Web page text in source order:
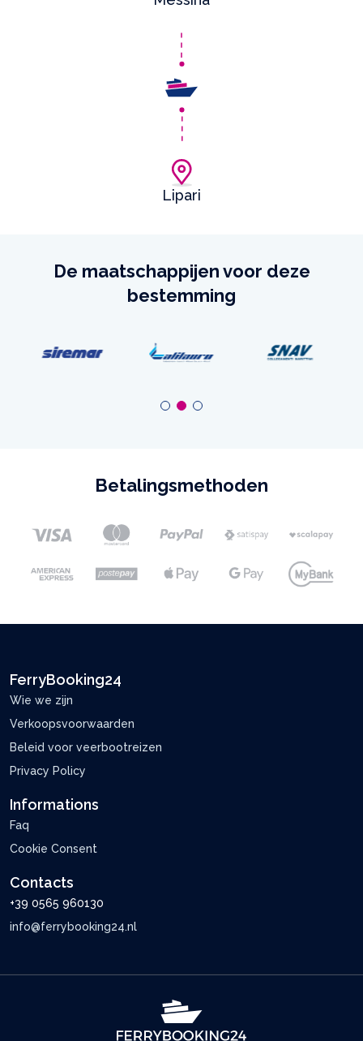
Lipari
De maatschappijen voor deze
bestemming
Betalingsmethoden
FerryBooking24
Wie we zijn
Verkoopsvoorwaarden
Beleid voor veerbootreizen
Privacy Policy
Informations
Faq
Cookie Consent
Contacts
+39 0565 960130
info@ferrybooking24.nl